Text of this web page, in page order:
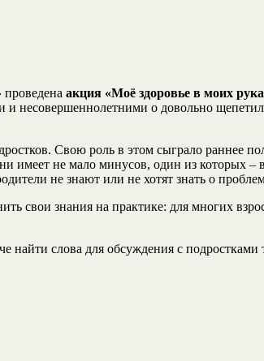
проведена акция «Моё здоровье в моих
несовершеннолетними о довольно
Свою роль в этом сыграло раннее
имеет не мало минусов, один из которых –
не знают или не хотят знать о
свои знания на практике: для многих
слова для обсуждения с